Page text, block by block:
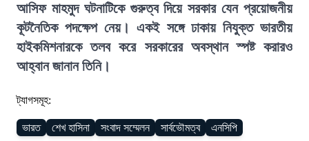
আসিফ মাহমুদ ঘটনাটিকে গুরুত্ব দিয়ে সরকার যেন প্রয়োজনীয়
কূটনৈতিক পদক্ষেপ নেয়। একই সঙ্গে ঢাকায় নিযুক্ত ভারতীয়
হাইকমিশনারকে তলব করে সরকারের অবস্থান স্পষ্ট করারও
আহ্বান জানান তিনি।
ট্যাগসমূহ:
ভারত শেখ হাসিনা সংবাদ সম্মেলন সার্বভৌমত্ব এনসিপি